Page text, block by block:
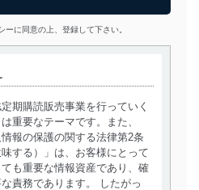
ーに同意の上、登録して下さい。
期購読販売事業を行っていく
重要なテーマです。また、
報の保護の関する法律第2条
する）」は、お客様にとって
も重要な情報資産であり、確
責務であります。 したがっ